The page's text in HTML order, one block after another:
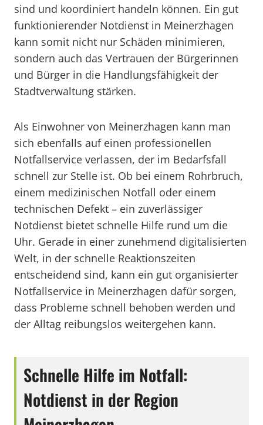
sind und koordiniert handeln können. Ein gut
funktionierender Notdienst in Meinerzhagen
kann somit nicht nur Schäden minimieren,
sondern auch das Vertrauen der Bürgerinnen
und Bürger in die Handlungsfähigkeit der
Stadtverwaltung stärken.
Als Einwohner von Meinerzhagen kann man
sich ebenfalls auf einen professionellen
Notfallservice verlassen, der im Bedarfsfall
schnell zur Stelle ist. Ob bei einem Rohrbruch,
einem medizinischen Notfall oder einem
technischen Defekt – ein zuverlässiger
Notdienst bietet schnelle Hilfe rund um die
Uhr. Gerade in einer zunehmend digitalisierten
Welt, in der schnelle Reaktionszeiten
entscheidend sind, kann ein gut organisierter
Notfallservice in Meinerzhagen dafür sorgen,
dass Probleme schnell behoben werden und
der Alltag reibungslos weitergehen kann.
Schnelle Hilfe im Notfall:
Notdienst in der Region